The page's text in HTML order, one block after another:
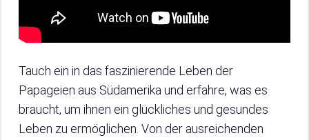
Tauch ein in das faszinierende Leben der
Papageien aus Südamerika und erfahre, was es
braucht, um ihnen ein glückliches und gesundes
Leben zu ermöglichen. Von der ausreichenden